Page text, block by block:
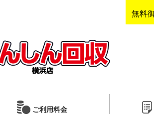
無料
ご利用料金